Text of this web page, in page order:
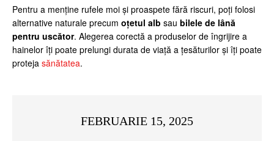
Pentru a menține rufele moi și proaspete fără riscuri, poți folosi
alternative naturale precum oțetul alb sau bilele de lână
pentru uscător. Alegerea corectă a produselor de îngrijire a
hainelor îți poate prelungi durata de viață a țesăturilor și îți poate
proteja sănătatea.
FEBRUARIE 15, 2025